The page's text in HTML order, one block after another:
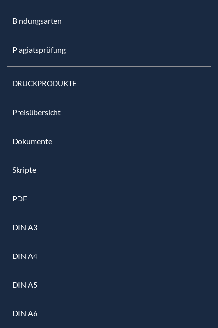
Bindungsarten
Plagiatsprüfung
DRUCKPRODUKTE
Preisübersicht
Dokumente
Skripte
PDF
DIN A3
DIN A4
DIN A5
DIN A6